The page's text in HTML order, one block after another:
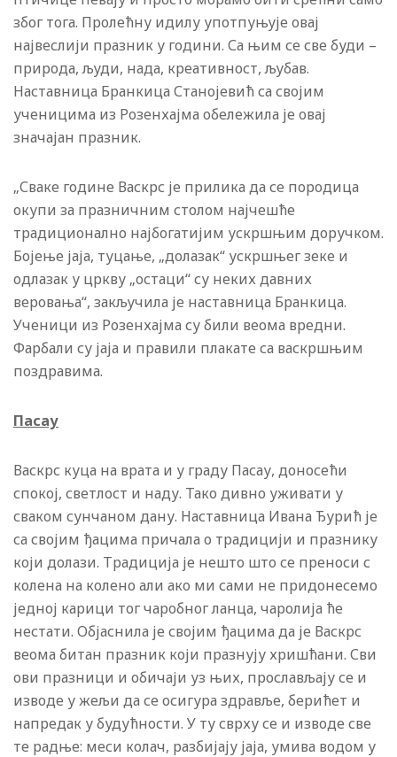
због тога. Пролећну идилу употпуњује овај
највеслији празник у години. Са њим се све буди –
природа, људи, нада, креативност, љубав.
Наставница Бранкица Станојевић са својим
ученицима из Розенхајма обележила је овај
значајан празник.
„Сваке године Васкрс је прилика да се породица
окупи за празничним столом најчешће
традиционално најбогатијим ускршњим доручком.
Бојење јаја, туцање, „долазак“ ускршњег зеке и
одлазак у цркву „остаци“ су неких давних
веровања“, закључила је наставница Бранкица.
Ученици из Розенхајма су били веома вредни.
Фарбали су јаја и правили плакате са васкршњим
поздравима.
Пасау
Васкрс куца на врата и у граду Пасау, доносећи
спокој, светлост и наду. Тако дивно уживати у
сваком сунчаном дану. Наставница Ивана Ђурић је
са својим ђацима причала о традицији и празнику
који долази. Традиција је нешто што се преноси с
колена на колено али ако ми сами не придонесемо
једној карици тог чаробног ланца, чаролија ће
нестати. Објаснила је својим ђацима да је Васкрс
веома битан празник који празнују хришћани. Сви
ови празници и обичаји уз њих, прослављају се и
изводе у жељи да се осигура здравље, берићет и
напредак у будућности. У ту сврху се и изводе све
те радње: меси колач, разбијају јаја, умива водом у